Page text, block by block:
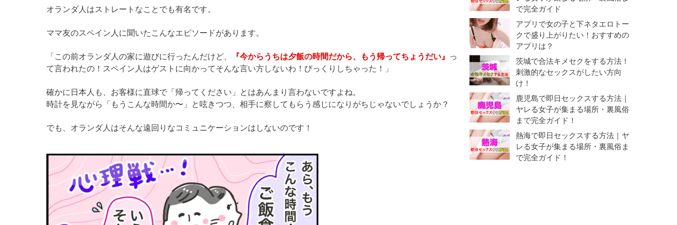
オランダ人はストレートなことでも有名です。
ママ友のスペイン人に聞いたこんなエピソードがあります。
「この前オランダ人の家に遊びに行ったんだけど、 『今からうちは夕飯の時間だから、もう帰ってちょうだい』 っ
て言われたの！スペイン人はゲストに向かってそんな言い方しないわ！びっくりしちゃった！」
確かに日本人も、お客様に直球で「帰ってください」とはあんまり言わないですよね。
時計を見ながら「もうこんな時間か〜」と呟きつつ、相手に察してもらう感じになりがちじゃないでしょうか？
でも、オランダ人はそんな遠回りなコミュニケーションはしないのです！
で完全ガイド
アプリで女の子と下ネタエロトー
クで盛り上がりたい！おすすめの
アプリは？
茨城で合法キメセクをする方法！
刺激的なセックスがしたい方向
け！
鹿児島で即日セックスする方法｜
ヤレる女子が集まる場所・裏風俗
まで完全ガイド！
熱海で即日セックスする方法｜ヤ
レる女子が集まる場所・裏風俗ま
で完全ガイド！